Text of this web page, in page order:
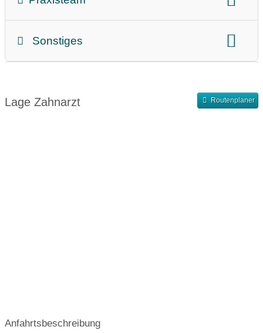
Teammitglieder
Sonstiges
Samstagssprechstunde
Lage Zahnarzt Routenplaner
Anfahrtsbeschreibung